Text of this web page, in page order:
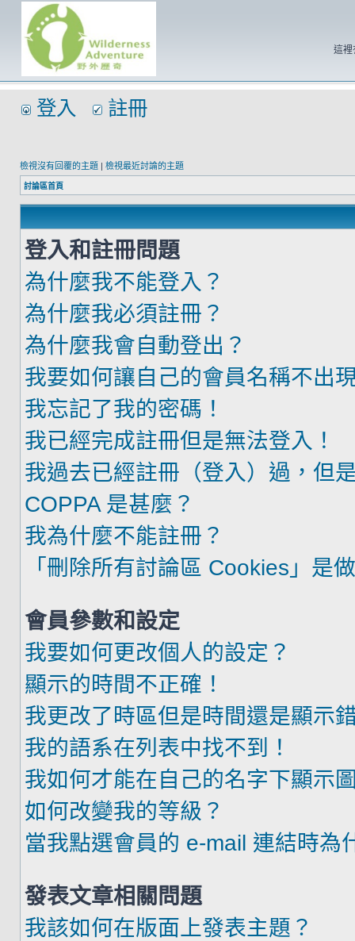
這裡
登入 註冊
檢視沒有回覆的主題 | 檢視最近討論的主題
討論區首頁
登入和註冊問題
為什麼我不能登入？
為什麼我必須註冊？
為什麼我會自動登出？
我要如何讓自己的會員名稱不出
我忘記了我的密碼！
我已經完成註冊但是無法登入！
我過去已經註冊（登入）過，但
COPPA 是甚麼？
我為什麼不能註冊？
「刪除所有討論區 Cookies」是
會員參數和設定
我要如何更改個人的設定？
顯示的時間不正確！
我更改了時區但是時間還是顯示
我的語系在列表中找不到！
我如何才能在自己的名字下顯示
如何改變我的等級？
當我點選會員的 e-mail 連結時為
發表文章相關問題
我該如何在版面上發表主題？